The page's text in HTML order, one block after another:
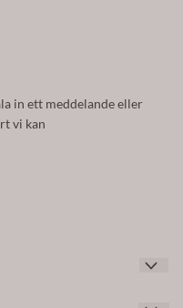
in ett meddelande eller
vi kan